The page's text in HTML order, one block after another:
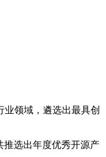
领域，遴选出最具创
推选出年度优秀开源产